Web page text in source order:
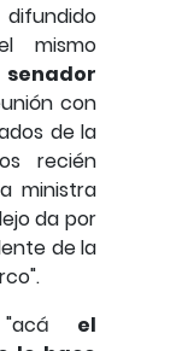
mismo
senador
con
de la
recién
ministra
da por
de la
el